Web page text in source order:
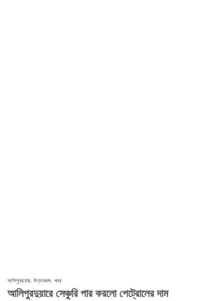
আলিপুরদুয়ার,উত্তরবঙ্গ, খবর
আলিপুরদুয়ারে সেঞ্চুরি পার করলো পেট্রোলের দাম